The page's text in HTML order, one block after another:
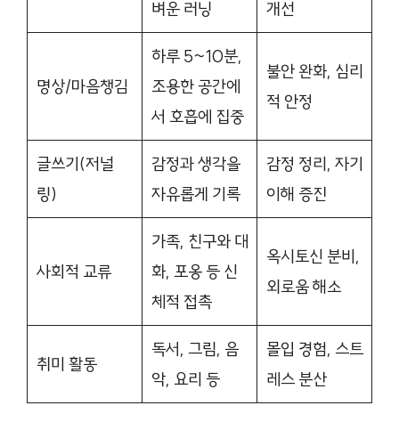
벼운 러닝 개선
명상/마음챙김
하루 5~10분,
조용한 공간에
서 호흡에 집중
불안 완화, 심리
적 안정
글쓰기(저널
링)
감정과 생각을
자유롭게 기록
감정 정리, 자기
이해 증진
사회적 교류
가족, 친구와 대
화, 포옹 등 신
체적 접촉
옥시토신 분비,
외로움 해소
취미 활동
독서, 그림, 음
악, 요리 등
몰입 경험, 스트
레스 분산